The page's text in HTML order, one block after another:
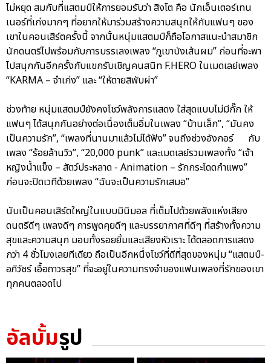
ไม่หยุด สมกับที่แสตมป์ให้การยอมรับว่า สิงโต คือ นักเอ็นเตอร์เทน
เนอร์ที่เก่งมากๆ ที่อยากให้มาร่วมสร้างความสนุกให้กับแฟนๆ ของ
เขาในคอนเสิร์ตครั้งนี้ จากนั้นหนุ่มแสตมป์ก็ถือโอกาสแนะนำสมาชิก
นักดนตรีไปพร้อมกับการบรรเลงเพลง “ภูเขาบังเส้นผม” ก่อนที่จะพา
ไปสนุกกันอีกครั้งกับแขกรับเชิญคนสนิท F.HERO ในเมดเลย์เพลง
“KARMA – จำเก่ง” และ “ให้ตายสิพับผ่า”
ช่วงท้าย หนุ่มแสตมป์ยังคงโชว์พลังการแสดง ใส่สุดแบบไม่มีกั๊ก ให้
แฟนๆ ได้สนุกกันอย่างต่อเนื่องเต็มอิ่มในเพลง “บ้านเล็ก”, “มันคง
เป็นความรัก”, “เพลงที่นานมาแล้วไม่ได้ฟัง” จนถึงช่วงอังกอร์ กับ
เพลง “ร้อยล้านวิว”, “20,000 punk” และเมดเลย์รวมเพลงทั้ง “เจ้า
หญิงน้ำแข็ง – สัตว์ประหลาด - Animation – รักกระโดดกำแพง”
ก่อนจะปิดเวทีด้วยเพลง “ฉันจะเป็นความรักเสมอ”
นับเป็นคอนเสิร์ตใหญ่ในแบบมินิมอล ที่เต็มไปด้วยพลังแห่งเสียง
ดนตรีดีๆ เพลงดีๆ การพูดคุยดีๆ และบรรยากาศที่ดีๆ ที่สร้างทั้งความ
สุขและความสนุก มอบทั้งรอยยิ้มและเสียงหัวเราะ ได้ตลอดการแสดง
กว่า 4 ชั่วโมงเลยทีเดียว ถือเป็นอีกหนึ่งโชว์ที่ดีที่สุดของหนุ่ม “แสตมป์-
อภิวัชร์ เอื้อถาวรสุข” ที่จะอยู่ในความทรงจำของแฟนเพลงที่รักของเขา
ทุกคนตลอดไป
อัลบั้มรูป